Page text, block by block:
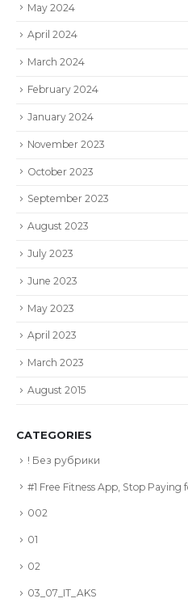
May 2024
April 2024
March 2024
February 2024
January 2024
November 2023
October 2023
September 2023
August 2023
July 2023
June 2023
May 2023
April 2023
March 2023
August 2015
CATEGORIES
! Без рубрики
#1 Free Fitness App, Stop Paying
002
01
02
03_07_IT_AKS